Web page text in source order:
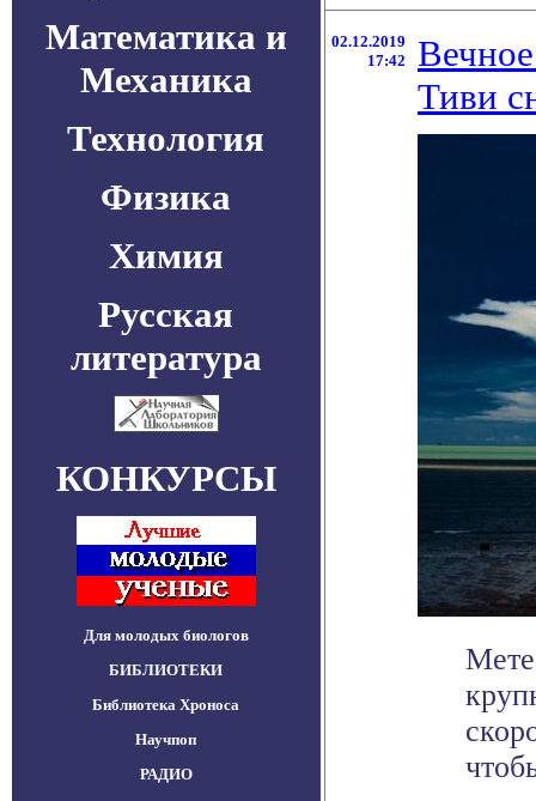
Математика и
Механика
Технология
Физика
Химия
Русская
литература
КОНКУРСЫ
Для молодых биологов
БИБЛИОТЕКИ
Библиотека Хроноса
Научпоп
РАДИО
02.12.2019
17:42
Тиви